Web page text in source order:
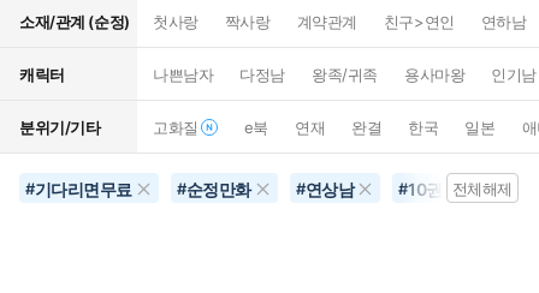
소재/관계 (순정) 첫사랑 짝사랑 계약관계 친구>연인 연하남
캐릭터 나쁜남자 다정남 왕족/귀족 용사마왕 인기남
분위기/기타 고화질 e북 연재 완결 한국 일본
#기다리면무료 #순정만화 #연상남 #10권이상전체해제